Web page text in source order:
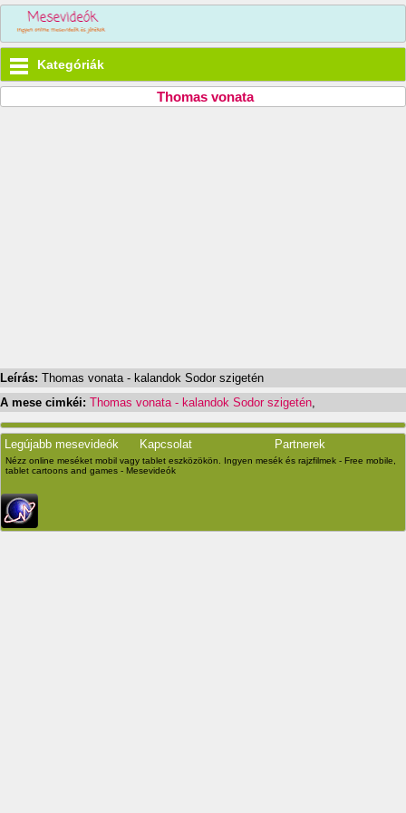
Kategóriák
Thomas vonata
Leírás: Thomas vonata - kalandok Sodor szigetén
A mese cimkéi: Thomas vonata - kalandok Sodor szigetén
Legújabb mesevideók Kapcsolat Partnerek
Nézz online meséket mobil vagy tablet eszközökön. Ingyen mesék és rajzfilmek - Free mobile,
tablet cartoons and games - Mesevideók